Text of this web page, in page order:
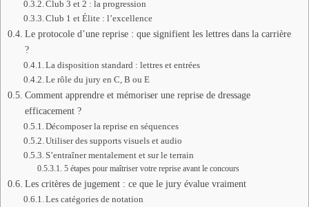
Club 3 et 2 : la progression
Club 1 et Élite : l’excellence
Le protocole d’une reprise : que signifient les lettres dans la carrière
?
La disposition standard : lettres et entrées
Le rôle du jury en C, B ou E
Comment apprendre et mémoriser une reprise de dressage
efficacement ?
Décomposer la reprise en séquences
Utiliser des supports visuels et audio
S’entraîner mentalement et sur le terrain
5 étapes pour maîtriser votre reprise avant le concours
Les critères de jugement : ce que le jury évalue vraiment
Les catégories de notation